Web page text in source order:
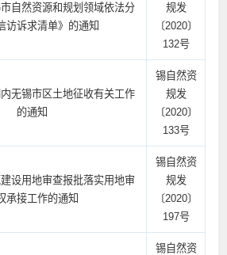
自然资源和规划领域依法分
访诉求清单》的通知
规发
〔2020〕
132号
无锡市区土地征收有关工作
的通知
锡自然资
规发
〔2020〕
133号
设用地审查报批落实用地审
承接工作的通知
锡自然资
规发
〔2020〕
197号
锡自然资